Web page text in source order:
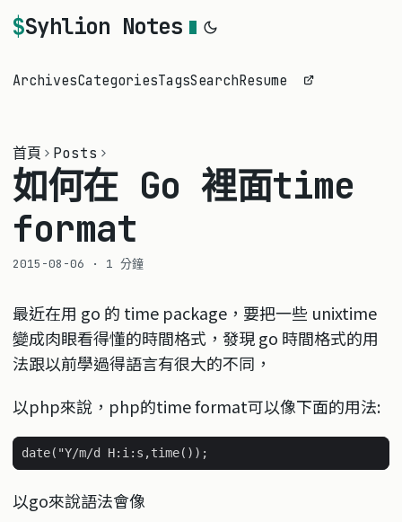
Syhlion Notes
ArchivesCategoriesTagsSearchResume
首頁 Posts
如何在 Go 裡面time
format
2015-08-06 · 1 分鐘
最近在用 go 的 time package，要把一些 unixtime
變成肉眼看得懂的時間格式，發現 go 時間格式的用
法跟以前學過得語言有很大的不同，
以php來說，php的time format可以像下面的用法:
以go來說語法會像